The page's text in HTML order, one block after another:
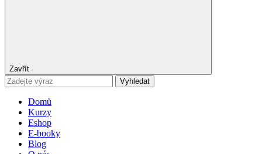
Zavřít
Vyhledat
Domů
Kurzy
Eshop
E-booky
Blog